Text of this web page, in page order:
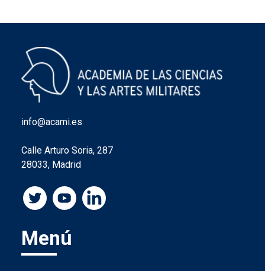
info@acami.es
Calle Arturo Soria, 287
28033, Madrid
Menú